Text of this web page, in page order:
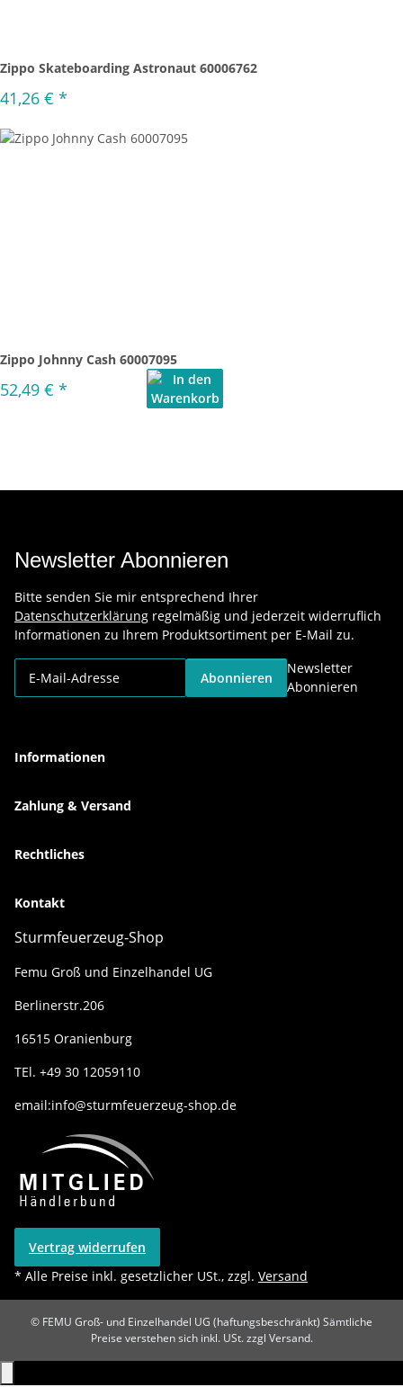
Zippo Skateboarding Astronaut 60006762
41,26 € *
Zippo Johnny Cash 60007095
52,49 € *
Newsletter Abonnieren
Bitte senden Sie mir entsprechend Ihrer
Datenschutzerklärung regelmäßig und jederzeit widerruflich
Informationen zu Ihrem Produktsortiment per E-Mail zu.
Abonnieren
Newsletter
Abonnieren
Informationen
Zahlung & Versand
Rechtliches
Kontakt
Sturmfeuerzeug-Shop
Femu Groß und Einzelhandel UG
Berlinerstr.206
16515 Oranienburg
TEl. +49 30 12059110
email:info@sturmfeuerzeug-shop.de
Vertrag widerrufen
* Alle Preise inkl. gesetzlicher USt., zzgl. Versand
© FEMU Groß- und Einzelhandel UG (haftungsbeschränkt) Sämtliche
Preise verstehen sich inkl. USt. zzgl Versand.